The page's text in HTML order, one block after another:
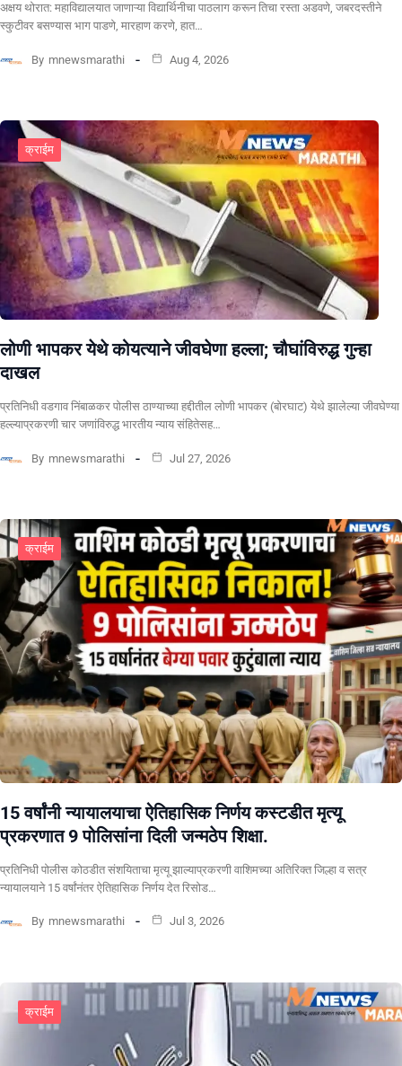
अक्षय थोरात: महाविद्यालयात जाणाऱ्या विद्यार्थिनीचा पाठलाग करून तिचा रस्ता अडवणे, जबरदस्तीने
स्कुटीवर बसण्यास भाग पाडणे, मारहाण करणे, हात…
By mnewsmarathi Aug 4, 2026
क्राईम
लोणी भापकर येथे कोयत्याने जीवघेणा हल्ला; चौघांविरुद्ध गुन्हा
दाखल
प्रतिनिधी वडगाव निंबाळकर पोलीस ठाण्याच्या हद्दीतील लोणी भापकर (बोरघाट) येथे झालेल्या जीवघेण्या
हल्ल्याप्रकरणी चार जणांविरुद्ध भारतीय न्याय संहितेसह…
By mnewsmarathi Jul 27, 2026
क्राईम
15 वर्षांनी न्यायालयाचा ऐतिहासिक निर्णय कस्टडीत मृत्यू
प्रकरणात 9 पोलिसांना दिली जन्मठेप शिक्षा.
प्रतिनिधी पोलीस कोठडीत संशयिताचा मृत्यू झाल्याप्रकरणी वाशिमच्या अतिरिक्त जिल्हा व सत्र
न्यायालयाने 15 वर्षांनंतर ऐतिहासिक निर्णय देत रिसोड…
By mnewsmarathi Jul 3, 2026
क्राईम